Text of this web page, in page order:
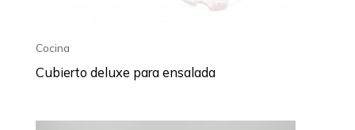
Cocina
Cubierto deluxe para ensalada